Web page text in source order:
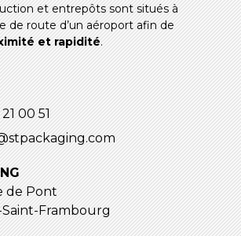
et entrepôts sont situés à
de route d’un aéroport afin de
et rapidité.
00 51
de Pont
Saint-Frambourg